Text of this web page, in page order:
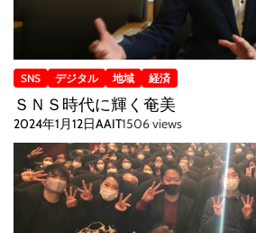
SNS デジタル 地域 経済
ＳＮＳ時代に輝く奄美
2024年1月12日AAIT1506 views